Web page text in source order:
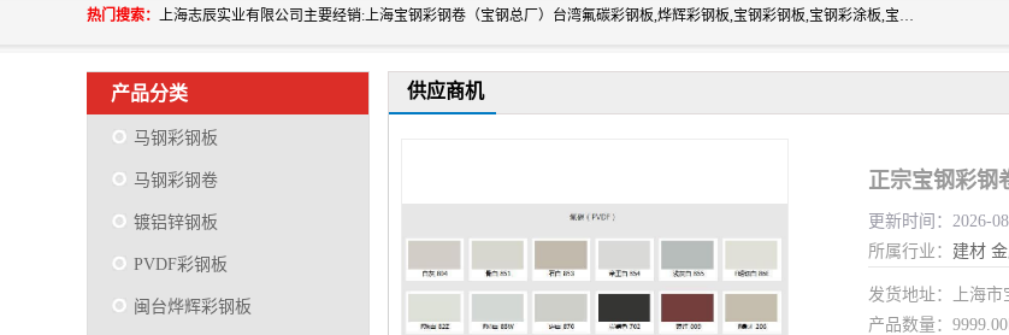
热门搜索： 上海志辰实业有限公司主要经销:上海宝钢彩钢卷（宝钢总厂）台湾氟碳彩钢板,烨辉彩钢板,宝钢彩钢板,宝钢彩涂板,宝钢彩钢卷,马钢彩钢板,马钢彩钢卷,镀铝锌钢板,PVDF彩钢板,台湾烨辉彩钢板,高耐候彩钢板,硅改性彩钢板,规格齐全。
产品分类
马钢彩钢板
马钢彩钢卷
镀铝锌钢板
PVDF彩钢板
闽台烨辉彩钢板
供应商机
正宗宝钢彩钢
更新时间：2026-
所属行业： 建材
发货地址：上海市
产品数量：